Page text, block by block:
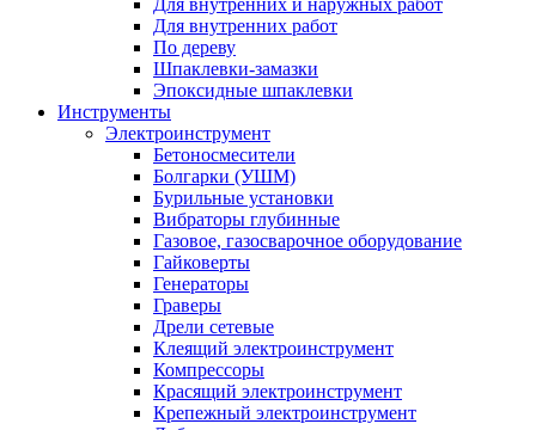
Для внутренних и наружных работ
Для внутренних работ
По дереву
Шпаклевки-замазки
Эпоксидные шпаклевки
Инструменты
Электроинструмент
Бетоносмесители
Болгарки (УШМ)
Бурильные установки
Вибраторы глубинные
Газовое, газосварочное оборудование
Гайковерты
Генераторы
Граверы
Дрели сетевые
Клеящий электроинструмент
Компрессоры
Красящий электроинструмент
Крепежный электроинструмент